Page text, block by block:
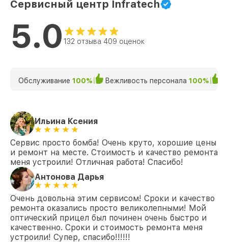
Сервисный центр Infratech
5.0 132 отзыва 409 оценок
Обслуживание 100% Вежливость персонала 100%
Ильина Ксения
Сервис просто бомба! Очень круто, хорошие цены
и ремонт на месте. Стоимость и качество ремонта
меня устроили! Отличная работа! Спасибо!
Антонова Дарья
Очень довольна этим сервисом! Сроки и качество
ремонта оказались просто великолепными! Мой
оптический прицел был починен очень быстро и
качественно. Сроки и стоимость ремонта меня
устроили! Супер, спасибо!!!!!!